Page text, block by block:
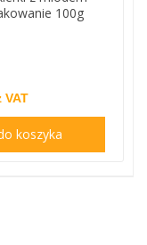
100g
VAT
koszyka